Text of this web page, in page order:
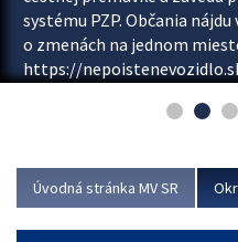
systému PZP. Občania
o zmenách na jednom
https://
asociácie poisťovní
Viac
Úvodná stránka MV SR